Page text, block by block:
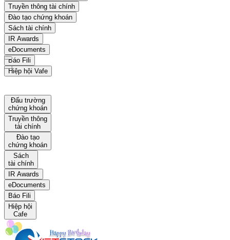
Truyền thông tài chính
Đào tạo chứng khoán
Sách tài chính
IR Awards
eDocuments
Báo Fili
Hiệp hội Vafe
Đấu trường
chứng khoán
Truyền thông
tài chính
Đào tạo
chứng khoán
Sách
tài chính
IR Awards
eDocuments
Báo Fili
Hiệp hội
Cafe